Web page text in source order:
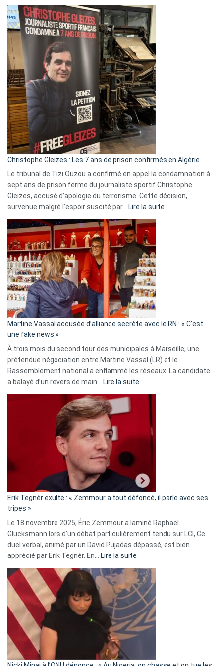
Eurovision
2026
:
Pays-
Bas,
Espagne,
Irlande
et
Slovénie
rejettent
la
présence
d’Israël
Christophe Gleizes : Les 7 ans de prison confirmés en Algérie
Le tribunal de Tizi Ouzou a confirmé en appel la condamnation à
sept ans de prison ferme du journaliste sportif Christophe
Gleizes, accusé d’apologie du terrorisme. Cette décision,
survenue malgré l’espoir suscité par…
Lire la suite
Algérie
Martine Vassal accusée d’alliance secrète avec le RN : « C’est
une fake news »
À trois mois du second tour des municipales à Marseille, une
prétendue négociation entre Martine Vassal (LR) et le
Rassemblement national a enflammé les réseaux. La candidate
a balayé d’un revers de main…
Lire la suite
d’alliance
secrète
«
C’est
fake
news
»
Erik Tegnér exulte : « Zemmour a tout défoncé, il parle avec ses
tripes »
Le 18 novembre 2025, Éric Zemmour a laminé Raphaël
Glucksmann lors d’un débat particulièrement tendu sur LCI, Ce
duel verbal, animé par un David Pujadas dépassé, est bien
apprécié par Erik Tegnér. En…
Lire la suite
Tegnér
exulte
« Zemmour
a
tout
parle